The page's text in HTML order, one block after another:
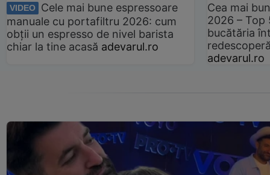
VIDEO
Cele mai bune espressoare
manuale cu portafiltru 2026: cum
obții un espresso de nivel barista
chiar la tine acasă adevarul.ro
Cea mai
2026 –
bucătăria
adevarul.ro